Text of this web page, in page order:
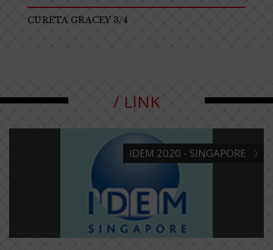
CURETA GRACEY 3/4
/ LINK
IDEM 2020 - SINGAPORE